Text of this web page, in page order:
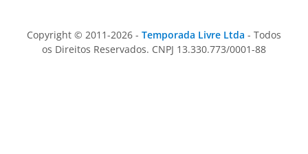
Copyright © 2011-2026 - Temporada Livre Ltda - Todos
os Direitos Reservados. CNPJ 13.330.773/0001-88